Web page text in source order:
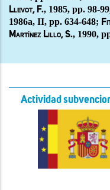
Llevot, F., 1985, pp. 98-
1986a, II, pp. 634-648;
Martínez Lillo, S., 1990,
Actividad